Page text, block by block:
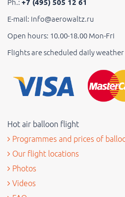
Ph.: +7 (495) 505 12 61
E-mail: info@aerowaltz.ru
Open hours: 10.00-18.00 Mon-Fri
Flights are scheduled daily
Hot air balloon flight
Programmes and prices of
Our flight locations
Photos
Videos